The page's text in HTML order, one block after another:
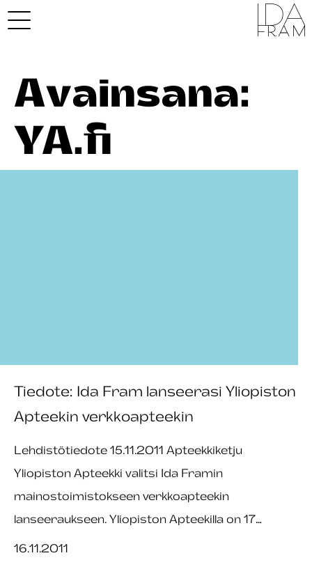
Avainsana:
YA.fi
Tiedote: Ida Fram lanseerasi Yliopiston
Apteekin verkkoapteekin
Lehdistötiedote 15.11.2011 Apteekkiketju
Yliopiston Apteekki valitsi Ida Framin
mainostoimistokseen verkkoapteekin
lanseeraukseen. Yliopiston Apteekilla on 17…
16.11.2011